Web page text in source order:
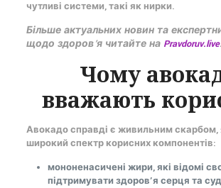
чутливі системи, такі як нирки.
Більше актуальних новин та
щодо здоров’я читайте на Pravdoruv.live.
Чому
вважають
Авокадо справді є живильним скарбом,
широкий спектр корисних компонентів:
мононенасичені жири, які відомі
підтримувати здоров’я серця та